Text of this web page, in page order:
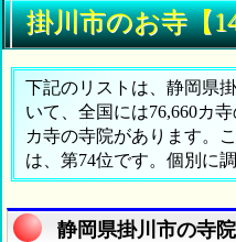
掛川市のお寺【
下記のリストは、静岡県
いて、全国には76,660カ
カ寺の寺院があります。
は、第74位です。個別に
静岡県掛川市の寺